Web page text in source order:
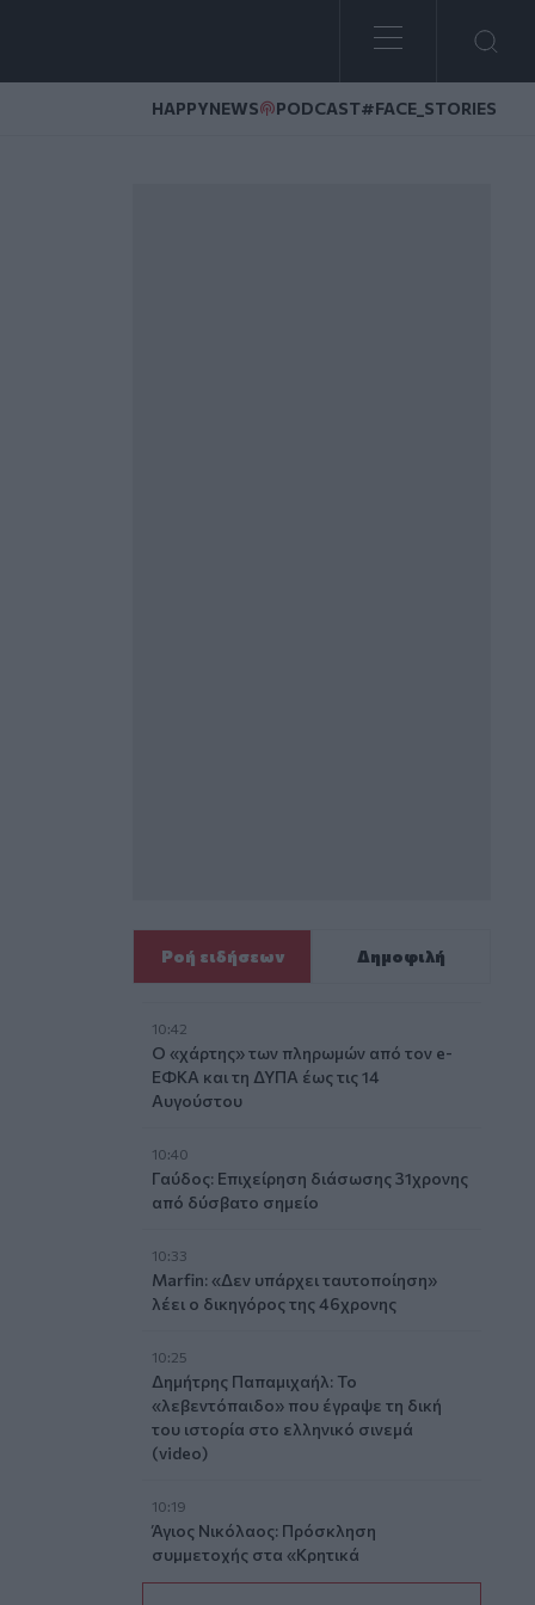
HAPPYNEWS PODCAST#FACE_STORIES
Ροή ειδήσεων Δημοφιλή
10:42
Ο «χάρτης» των πληρωμών από τον e-
ΕΦΚΑ και τη ΔΥΠΑ έως τις 14
Αυγούστου
10:40
Γαύδος: Επιχείρηση διάσωσης 31χρονης
από δύσβατο σημείο
10:33
Marfin: «Δεν υπάρχει ταυτοποίηση»
λέει ο δικηγόρος της 46χρονης
10:25
Δημήτρης Παπαμιχαήλ: Το
«λεβεντόπαιδο» που έγραψε τη δική
του ιστορία στο ελληνικό σινεμά
(video)
10:19
Άγιος Νικόλαος: Πρόσκληση
συμμετοχής στα «Κρητικά
Μαγειρέματα»